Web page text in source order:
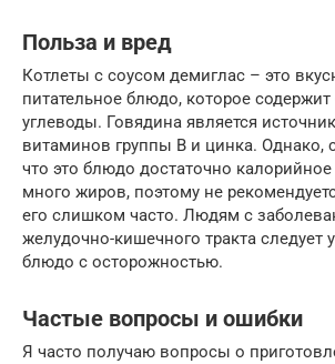
Польза и вред
Котлеты с соусом демиглас – это
питательное блюдо, которое
углеводы. Говядина является
витаминов группы B и цинка. Однако,
что это блюдо достаточно
много жиров, поэтому не
его слишком часто. Людям с
желудочно-кишечного тракта следует
блюдо с осторожностью.
Частые вопросы и ошибки
Я часто получаю вопросы о